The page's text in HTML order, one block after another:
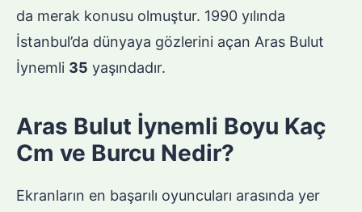
da merak konusu olmuştur. 1990 yılında
İstanbul’da dünyaya gözlerini açan Aras Bulut
İynemli 35 yaşındadır.
Aras Bulut İynemli Boyu Kaç
Cm ve Burcu Nedir?
Ekranların en başarılı oyuncuları arasında yer